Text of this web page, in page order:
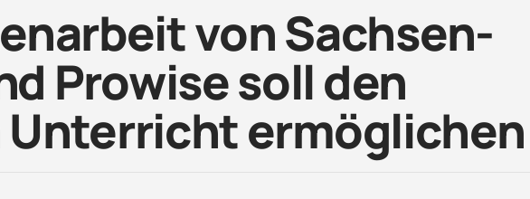
von Sachsen-
Prowise soll den
ermöglichen